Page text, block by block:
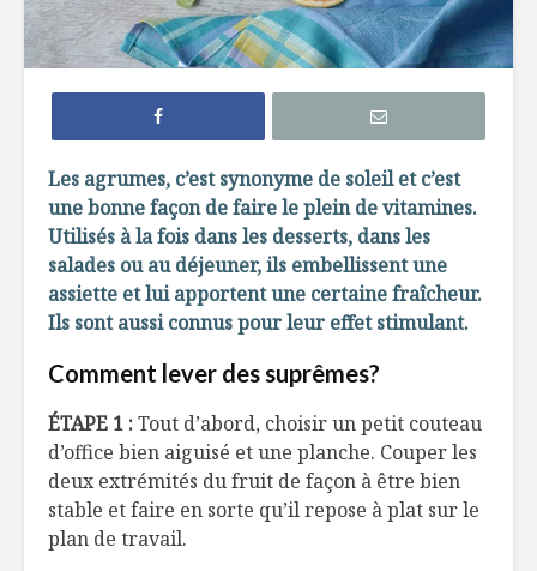
Les agrumes, c’est synonyme de soleil et c’est
une bonne façon de faire le plein de vitamines.
Utilisés à la fois dans les desserts, dans les
salades ou au déjeuner, ils embellissent une
assiette et lui apportent une certaine fraîcheur.
Ils sont aussi connus pour leur effet stimulant.
Comment lever des suprêmes?
ÉTAPE 1 :Tout d’abord, choisir un petit couteau
d’office bien aiguisé et une planche. Couper les
deux extrémités du fruit de façon à être bien
stable et faire en sorte qu’il repose à plat sur le
plan de travail.
Comment cuisiner
la noix de coco
maison
Comment faire son
propre yogourt
maison
propres
marinés
main
Tout sur
Poutine maison
La stevia, une
la noix